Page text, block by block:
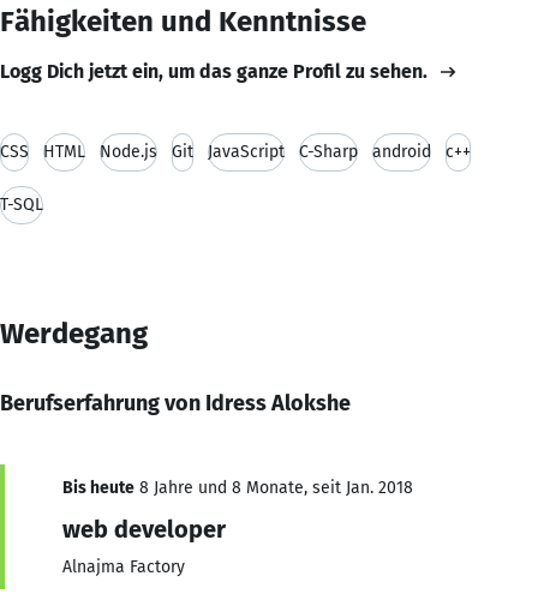
Fähigkeiten und Kenntnisse
Logg Dich jetzt ein, um das ganze Profil zu sehen.
CSS HTML Node.js Git JavaScript C-Sharp android c++
T-SQL
Werdegang
Berufserfahrung von Idress Alokshe
Bis heute 8 Jahre und 8 Monate, seit Jan. 2018
web developer
Alnajma Factory